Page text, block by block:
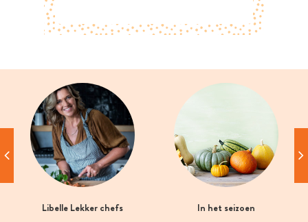
Libelle Lekker chefs In het seizoen